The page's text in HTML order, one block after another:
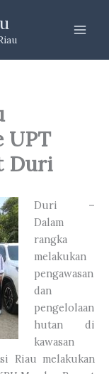
UPT
Duri
Duri –
Dalam
rangka
melakukan
pengawasan
dan
pengelolaan
hutan di
kawasan
Riau melakukan